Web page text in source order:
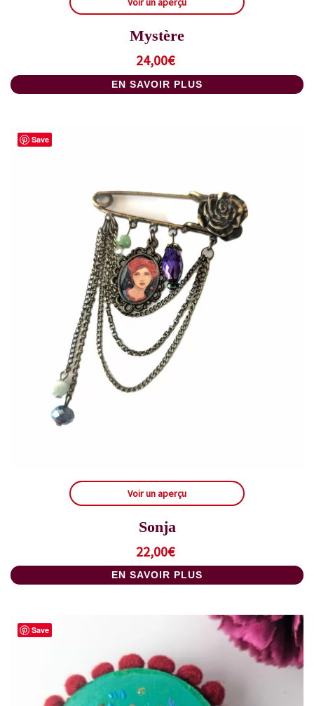
Mystère
24,00€
EN SAVOIR PLUS
Save
Voir un aperçu
Sonja
22,00€
EN SAVOIR PLUS
Save